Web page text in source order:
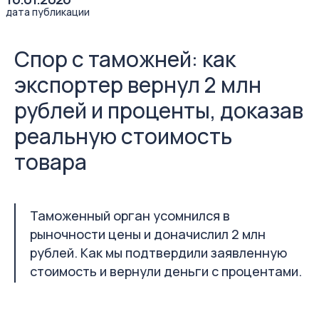
Спор с таможней: как
экспортер вернул 2 млн
рублей и проценты, доказав
реальную стоимость
товара
Таможенный орган усомнился в
рыночности цены и доначислил 2 млн
рублей. Как мы подтвердили заявленную
стоимость и вернули деньги с процентами.